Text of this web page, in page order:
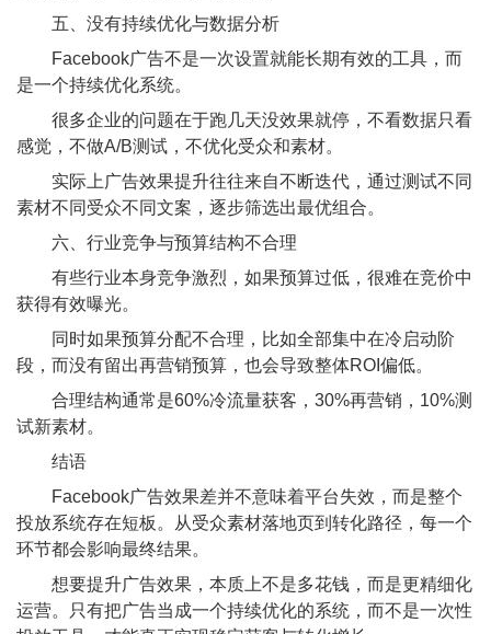
五、没有持续优化与数据分析
Facebook广告不是一次设置就能长期有效的工具，而
是一个持续优化系统。
很多企业的问题在于跑几天没效果就停，不看数据只看
感觉，不做A/B测试，不优化受众和素材。
实际上广告效果提升往往来自不断迭代，通过测试不同
素材不同受众不同文案，逐步筛选出最优组合。
六、行业竞争与预算结构不合理
有些行业本身竞争激烈，如果预算过低，很难在竞价中
获得有效曝光。
同时如果预算分配不合理，比如全部集中在冷启动阶
段，而没有留出再营销预算，也会导致整体ROI偏低。
合理结构通常是60%冷流量获客，30%再营销，10%测
试新素材。
结语
Facebook广告效果差并不意味着平台失效，而是整个
投放系统存在短板。从受众素材落地页到转化路径，每一个
环节都会影响最终结果。
想要提升广告效果，本质上不是多花钱，而是更精细化
运营。只有把广告当成一个持续优化的系统，而不是一次性